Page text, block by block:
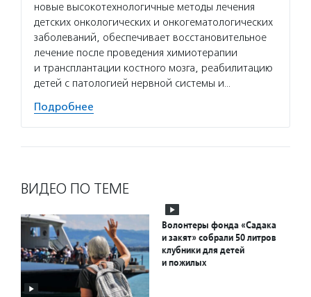
новые высокотехнологичные методы лечения
детских онкологических и онкогематологических
заболеваний, обеспечивает восстановительное
лечение после проведения химиотерапии
и трансплантации костного мозга, реабилитацию
детей с патологией нервной системы и…
Подробнее
ВИДЕО ПО ТЕМЕ
Волонтеры фонда «Садака
и закят» собрали 50 литров
клубники для детей
и пожилых